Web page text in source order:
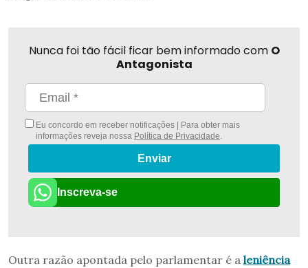
Nunca foi tão fácil ficar bem informado com O
Antagonista
Eu concordo em receber notificações | Para obter mais
informações reveja nossa Política de Privacidade.
Enviar
Inscreva-se
Outra razão apontada pelo parlamentar é a leniência